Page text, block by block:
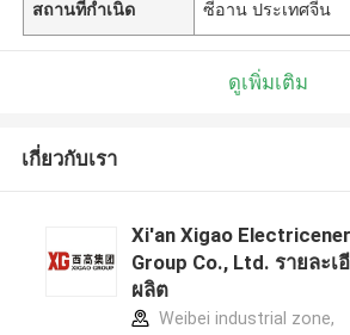
สถานที่กำเนิด ซีอาน ประเทศจีน
ดูเพิ่มเติม
เกี่ยวกับเรา
Xi'an Xigao
Group Co., Ltd. รายละเ
ผลิต
Weibei industrial zone,